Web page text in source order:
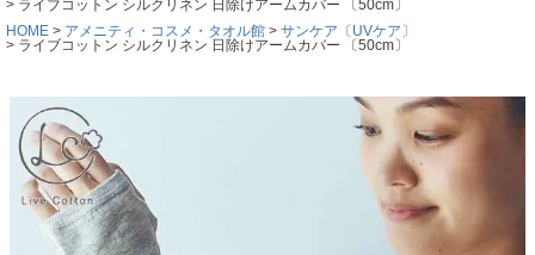
ライブコットン シルクリネン 日除けアームカバー 〔50cm〕
HOME
アメニティ・コスメ・タオル館
サンケア〔UVケア〕
ライブコットン シルクリネン 日除けアームカバー 〔50cm〕